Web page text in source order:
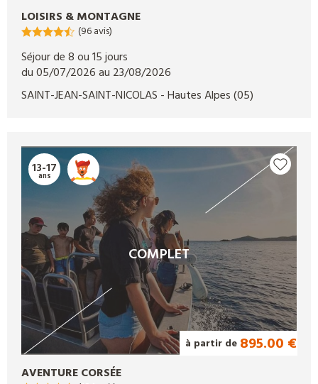
LOISIRS & MONTAGNE
(96 avis)
Séjour de 8 ou 15 jours
du 05/07/2026 au 23/08/2026
SAINT-JEAN-SAINT-NICOLAS - Hautes Alpes(05)
COMPLET
13-17
ans
à partir de 895.00 €
AVENTURE CORSÉE